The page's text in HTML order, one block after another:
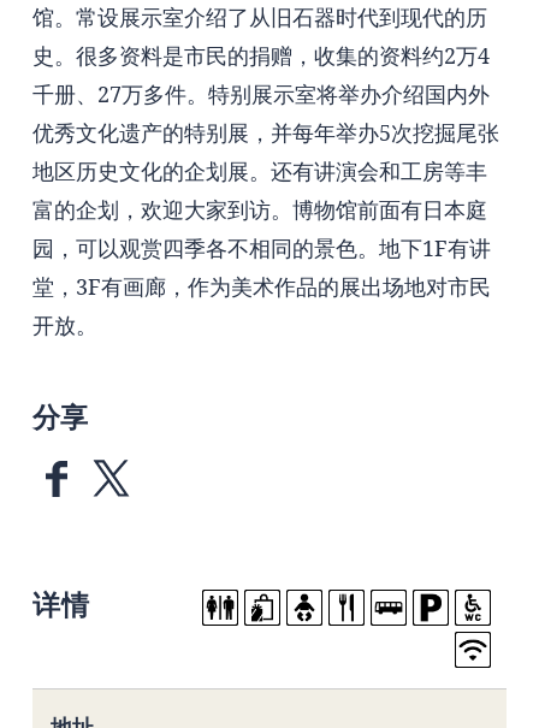
馆。常设展示室介绍了从旧石器时代到现代的历
史。很多资料是市民的捐赠，收集的资料约2万4
千册、27万多件。特别展示室将举办介绍国内外
优秀文化遗产的特别展，并每年举办5次挖掘尾张
地区历史文化的企划展。还有讲演会和工房等丰
富的企划，欢迎大家到访。博物馆前面有日本庭
园，可以观赏四季各不相同的景色。地下1F有讲
堂，3F有画廊，作为美术作品的展出场地对市民
开放。
分享
详情